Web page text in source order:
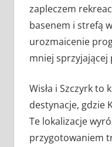
zapleczem
basenem i strefą
urozmaicenie
mniej sprzyjającej
Wisła i Szczyrk to
destynacje, gdzie
Te lokalizacje
przygotowaniem